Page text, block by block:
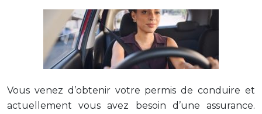
Vous venez d’obtenir votre permis de conduire et
actuellement vous avez besoin d’une assurance.